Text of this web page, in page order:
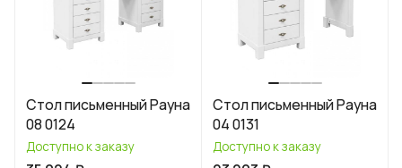
Стол письменный Рауна
08 0124
Доступно к заказу
Стол письменный Рауна
04 0131
Доступно к заказу